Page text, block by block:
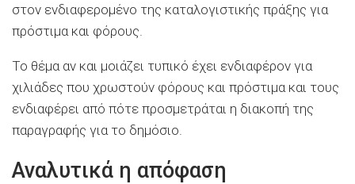
στον ενδιαφερομένο της καταλογιστικής πράξης για
πρόστιμα και φόρους.
Το θέμα αν και μοιάζει τυπικό έχει ενδιαφέρον για
χιλιάδες που χρωστούν φόρους και πρόστιμα και τους
ενδιαφέρει από πότε προσμετράται η διακοπή της
παραγραφής για το δημόσιο.
Αναλυτικά η απόφαση